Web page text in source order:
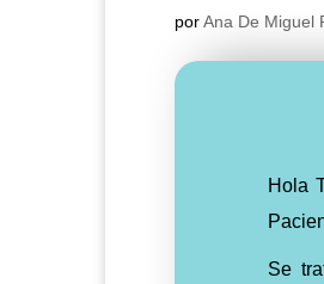
porAna De Miguel
Hola
Se